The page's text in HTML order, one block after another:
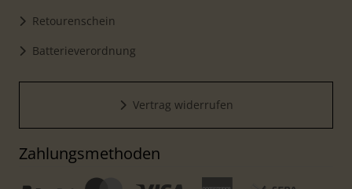
Retourenschein
Batterieverordnung
Vertrag widerrufen
Zahlungsmethoden